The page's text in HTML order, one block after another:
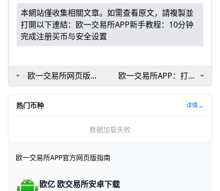
本網站僅收集相關文章。如需查看原文，請複製並
打開以下連結： 欧一交易所APP新手教程：10分钟
完成注册买币与安全设置
欧一交易所网页版详
解：账户功能+交易操
欧一交易所APP：打不
开、登录失败与安全
热门币种 详情→
数据加载失败
欧一交易所APP官方网页版指南
欧亿 欧交易所安卓下载